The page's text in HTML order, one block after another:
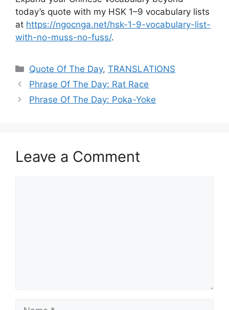
today’s quote with my HSK 1–9 vocabulary lists
at https://ngocnga.net/hsk-1-9-vocabulary-list-
with-no-muss-no-fuss/.
Categories
Quote Of The Day,TRANSLATIONS
Phrase Of The Day: Rat Race
Phrase Of The Day: Poka-Yoke
Leave a Comment
Name